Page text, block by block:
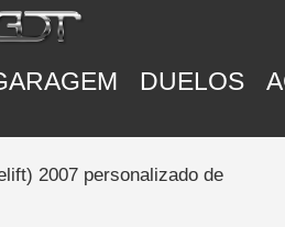
DUELOS
2007 personalizado de